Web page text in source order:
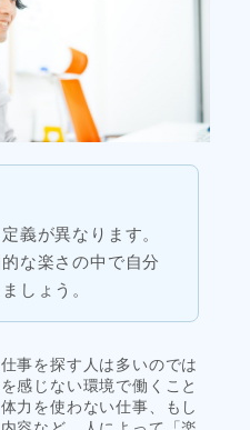
義が異なります。
な楽さの中で自分
しょう。
事を探す人は多いのでは
感じない環境で働くこと
力を使わない仕事、もし